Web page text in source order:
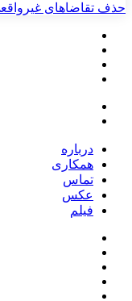
حذف تقاضاهای
درباره
همکاری
تماس
عکس
فیلم